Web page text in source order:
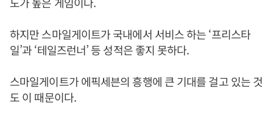
하지만 스마일게이트가 국내에서 서비스 하는 ‘프리스타
일’과 ‘테일즈런너’ 등 성적은 좋지 못하다.
스마일게이트가 에픽세븐의 흥행에 큰 기대를 걸고 있는 것
도 이 때문이다.